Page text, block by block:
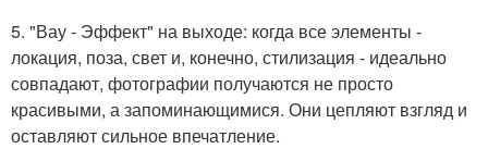
5. "Вау - Эффект" на выходе: когда все элементы -
локация, поза, свет и, конечно, стилизация - идеально
совпадают, фотографии получаются не просто
красивыми, а запоминающимися. Они цепляют взгляд и
оставляют сильное впечатление.